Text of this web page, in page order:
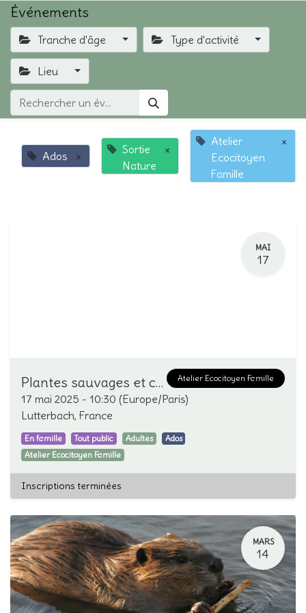
Événements
Tranche d'âge Type d'activité
Lieu
Ados ×
Sortie
Nature
×
Atelier
Ecocitoyen
Famille
×
MAI
17
Atelier Ecocitoyen Famille
Plantes sauvages et cuisine
17 mai 2025 - 10:30 (Europe/Paris)
Lutterbach, France
En famille Tout public Adultes
Ados
Atelier Ecocitoyen Famille
Inscriptions terminées
MARS
14